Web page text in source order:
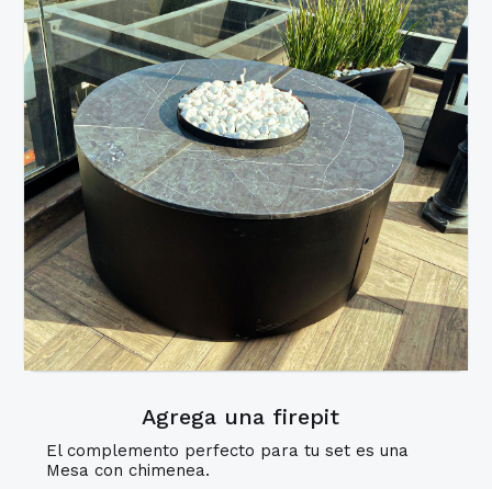
Agrega una firepit
El complemento perfecto para tu set es una
Mesa con chimenea.